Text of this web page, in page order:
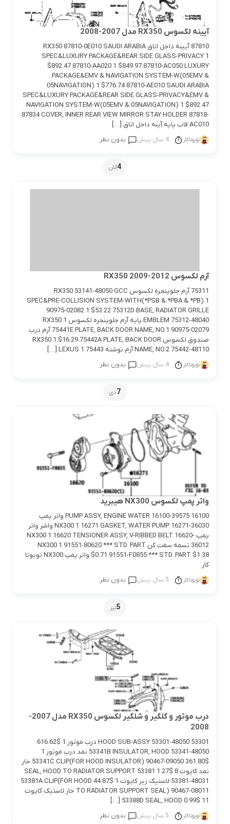
آیینه لکسوس RX350 مدل 2007-2008
87810 آیینه داخل اتاق RX350 87810-0E010 SAUDI ARABIA
SPEC&LUXURY PACKAGE&REAR SIDE GLASS-PRIVACY 1
$892.47 87810-AA020 1 $849.97 87810-AC050 LUXURY
PACKAGE&EMV & NAVIGATION SYSTEM-W(05EMV &
05NAVIGATION) 1 $776.74 87810-AE010 SAUDI ARABIA
SPEC&LUXURY PACKAGE&REAR SIDE GLASS-PRIVACY&EMV &
NAVIGATION SYSTEM-W(05EMV & 05NAVIGATION) 1 $892.47
87834 COVER, INNER REAR VIEW MIRROR STAY HOLDER 87818-
AC010 قاب پایه آِینه داخل اتاق […]
تویوتاکار 4 سال پیش بدون نظر
4آبان
آرم لکسوس RX350 2009-2012
75311 آرم جلوپنجره لکسوس RX350 53141-48050 GCC
SPEC&PRE-COLLISION SYSTEM-WITH(*PSB & *PBA & *PB) 1
90975-02082 1 $53.22 75312D BASE, RADIATOR GRILLE
EMBLEM 75312-48040 پایه آرم جلوپنجره لکسوس RX350 1
75441E PLATE, BACK DOOR NAME, NO.1 90975-02079 آرم درب
صندوق لکسوس RX350 1 $16.29 75442A PLATE, BACK DOOR
NAME, NO.2 75442-48110 آرم نوشته LEXUS 1 75443 […]
تویوتاکار 4 سال پیش بدون نظر
7دی
واتر پمپ لکسوس NX300 هیبرید
16100 PUMP ASSY, ENGINE WATER 16100-39575 واتر پمپ
NX300 1 16271 GASKET, WATER PUMP 16271-36030 واشر واتر
پمپ NX300 1 16620 TENSIONER ASSY, V-RIBBED BELT 16620-
36012 تسمه سفت کن NX300 1 91551-80620 *** STD. PART
$0.71 91551-F0855 *** STD. PART $1.38 واتر پمپ NX300 تویوتا
کار
تویوتاکار 5 سال پیش بدون نظر
5تیر
درب موتور و گلگیر و شلگیر لکسوس RX350 مدل 2007-
2008
53301 HOOD SUB-ASSY 53301-48050 درب موتور 1 $616.62
53341B INSULATOR, HOOD 53341-48050 نمد درب موتور 1
$361.80 53341C CLIP(FOR HOOD INSULATOR) 90467-09050 خار
نمد کاپوت 8 $1.27 53381 SEAL, HOOD TO RADIATOR SUPPORT
53381-48031 لاستیک زیر کاپوت 1 $44.87 53381A CLIP(FOR HOOD
TO RADIATOR SUPPORT SEAL) 90467-08011 خار لاستیک کاپوت
11 $0.99 53388D SEAL, HOOD […]
تویوتاکار 5 سال پیش بدون نظر